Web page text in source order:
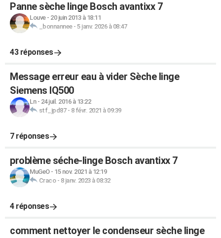
Panne sèche linge Bosch avantixx 7
Louve- 20 juin 2013 à 18:11
_bonnannee- 5 janv. 2026 à 08:47
43 réponses
Message erreur eau à vider Sèche linge
Siemens IQ500
Ln- 24 juil. 2016 à 13:22
stf_jpd87- 8 févr. 2021 à 09:39
7 réponses
problème séche-linge Bosch avantixx 7
MuGeO- 15 nov. 2021 à 12:19
Craco- 8 janv. 2023 à 08:32
4 réponses
comment nettoyer le condenseur sèche linge